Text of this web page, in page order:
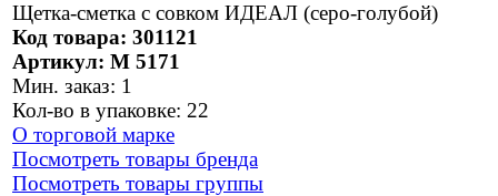
Щетка-сметка с совком ИДЕАЛ (серо-голубой)
Код товара: 301121
Артикул: М 5171
Мин. заказ: 1
Кол-во в упаковке: 22
О торговой марке
Посмотреть товары бренда
Посмотреть товары группы